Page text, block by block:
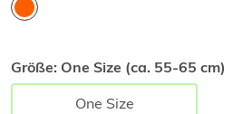
Größe: One Size (ca. 55-65 cm)
One Size